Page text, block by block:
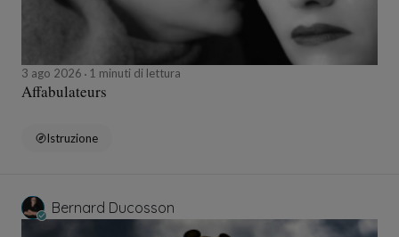
3 ago 2026 1 minuti di lettura
Affabulateurs
Istruzione
Bernard Ducosson